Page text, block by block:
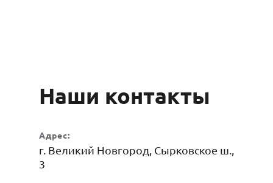
Наши контакты
Адрес:
г. Великий Новгород, Сырковское ш.,
3